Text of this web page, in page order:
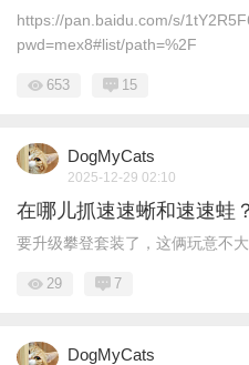
https://pan.baidu.com/s/
pwd=mex8#list/path=%2F
653 15
DogMyCats
2025-12-29 02:10
在哪儿抓速速蜥和速速蛙？
要升级攀登套装了，这俩玩意不
29 7
DogMyCats